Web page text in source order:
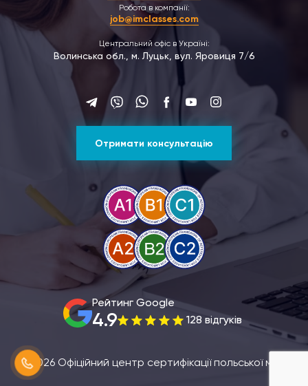
Робота в компанії:
job@imclasses.com
Центральний офіс в Україні:
Волинська обл., м. Луцьк, вул. Яровиця 7/6
Отримати консультацію
Рейтинг Google
4.9 128 відгуків
© 2026 Офіційний центр сертифікації польської мови